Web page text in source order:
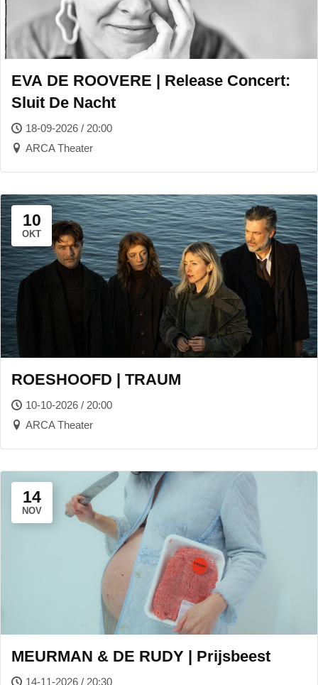
EVA DE ROOVERE | Release Concert:
Sluit De Nacht
18-09-2026 / 20:00
ARCA Theater
10
OKT
ROESHOOFD | TRAUM
10-10-2026 / 20:00
ARCA Theater
14
NOV
MEURMAN & DE RUDY | Prijsbeest
14-11-2026 / 20:30